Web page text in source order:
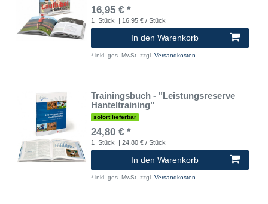
16,95 € *
1 Stück | 16,95 € / Stück
In den Warenkorb
* inkl. ges. MwSt. zzgl. Versandkosten
Trainingsbuch - "Leistungsreserve
Hanteltraining"
sofort lieferbar
24,80 € *
1 Stück | 24,80 € / Stück
In den Warenkorb
* inkl. ges. MwSt. zzgl. Versandkosten